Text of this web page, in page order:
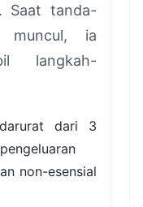
Saat tanda-
muncul, ia
langkah-
dari 3
non-esensial